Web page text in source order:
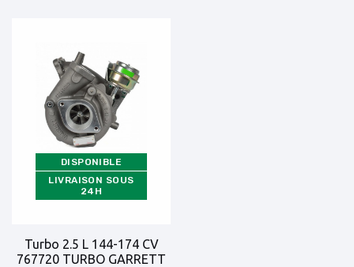
DISPONIBLE
LIVRAISON SOUS
24H
Turbo 2.5 L 144-174 CV
767720 TURBO GARRETT